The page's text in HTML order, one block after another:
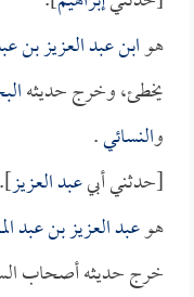
هوابن عبد العزيز بن
يخطئ، وخرج حديثه
والنسائي.
[حدثني أبيعبد العزيز].
هوعبد العزيز بن عبد
خرج حديثه أصحاب